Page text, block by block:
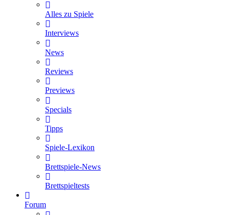
Alles zu Spiele
Interviews
News
Reviews
Previews
Specials
Tipps
Spiele-Lexikon
Brettspiele-News
Brettspieltests
Forum